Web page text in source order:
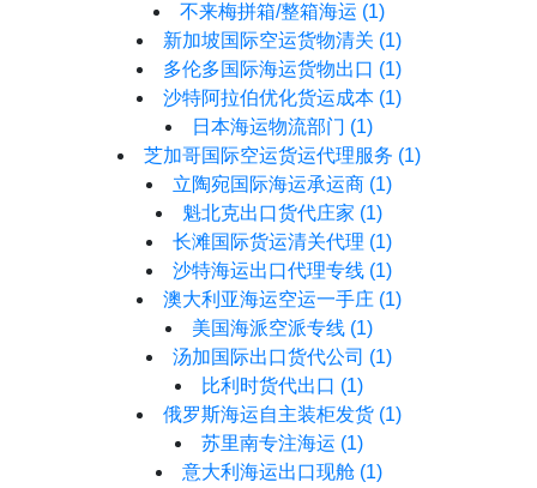
不来梅拼箱/整箱海运 (1)
新加坡国际空运货物清关 (1)
多伦多国际海运货物出口 (1)
沙特阿拉伯优化货运成本 (1)
日本海运物流部门 (1)
芝加哥国际空运货运代理服务 (1)
立陶宛国际海运承运商 (1)
魁北克出口货代庄家 (1)
长滩国际货运清关代理 (1)
沙特海运出口代理专线 (1)
澳大利亚海运空运一手庄 (1)
美国海派空派专线 (1)
汤加国际出口货代公司 (1)
比利时货代出口 (1)
俄罗斯海运自主装柜发货 (1)
苏里南专注海运 (1)
意大利海运出口现舱 (1)